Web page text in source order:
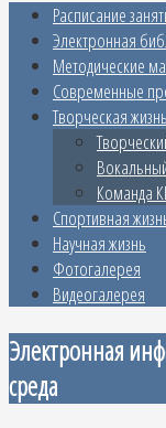
Расписание
Электронная
Методические
Современные
Творческая жизнь
Команда
Спортивная
Научная жизнь
Фотогалерея
Видеогалерея
Электронная
среда